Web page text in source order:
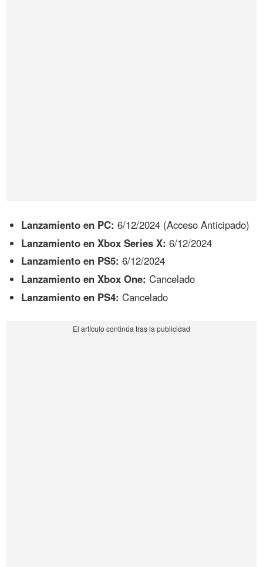
Lanzamiento en PC: 6/12/2024 (Acceso Anticipado)
Lanzamiento en Xbox Series X: 6/12/2024
Lanzamiento en PS5: 6/12/2024
Lanzamiento en Xbox One: Cancelado
Lanzamiento en PS4: Cancelado